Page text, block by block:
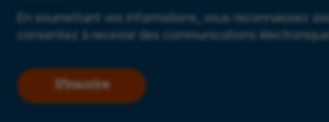
En soumettant vos informations, vous reconnaissez
consentez à recevoir des communications
S'inscrire